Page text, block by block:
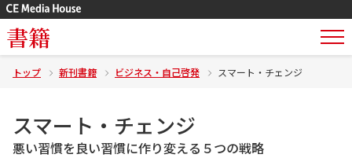
書籍
トップ 新刊書籍 ビジネス・自己啓発 スマート・チェンジ
スマート・チェンジ
悪い習慣を良い習慣に作り変える５つの戦略